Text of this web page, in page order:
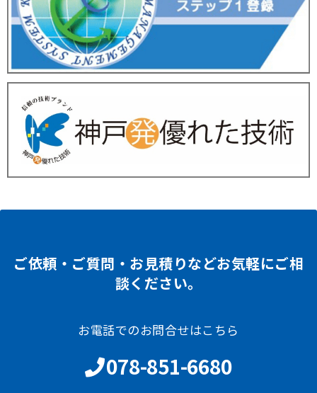
ご依頼・ご質問・お見積りなどお気軽にご相
談ください。
お電話でのお問合せはこちら
078-851-6680